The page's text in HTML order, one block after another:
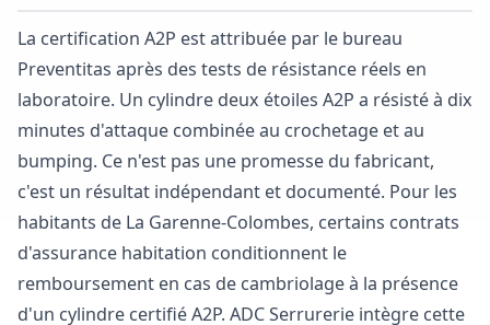
La certification A2P est attribuée par le bureau
Preventitas après des tests de résistance réels en
laboratoire. Un cylindre deux étoiles A2P a résisté à dix
minutes d'attaque combinée au crochetage et au
bumping. Ce n'est pas une promesse du fabricant,
c'est un résultat indépendant et documenté. Pour les
habitants de La Garenne-Colombes, certains contrats
d'assurance habitation conditionnent le
remboursement en cas de cambriolage à la présence
d'un cylindre certifié A2P. ADC Serrurerie intègre cette